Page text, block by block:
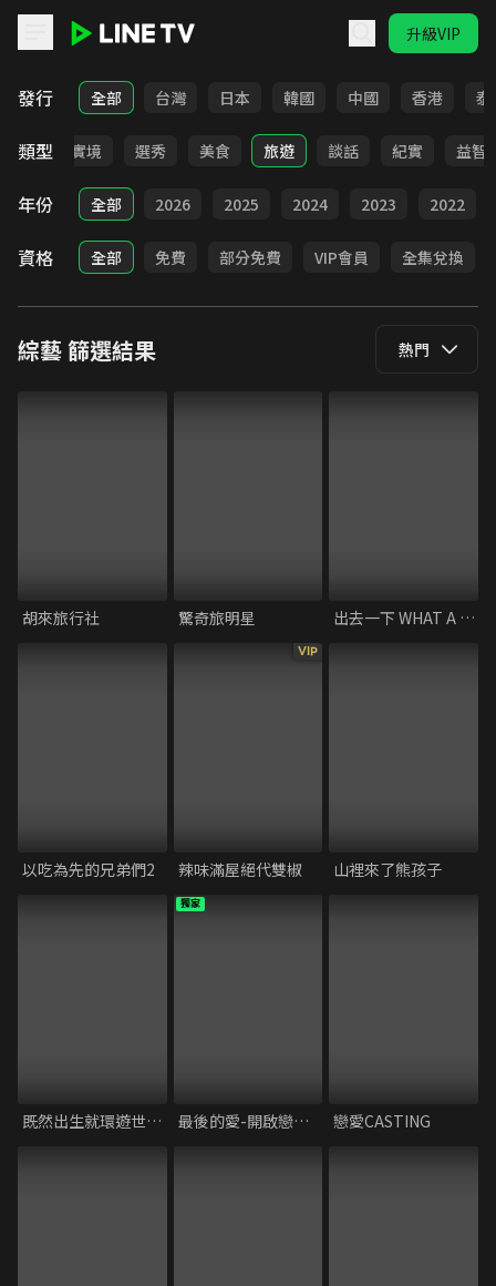
升級VIP
LINE TV - 綜藝
發行 全部 台灣 日本 韓國 中國 香港 泰
類型
全部 實境 選秀 美食 旅遊 談話 紀實 益智
年份 全部 2026 2025 2024 2023 2022
資格 全部 免費 部分免費 VIP會員 全集兌換
綜藝篩選結果 熱門
胡來旅行社 驚奇旅明星 出去一下 WHAT A TRIP
以吃為先的兄弟們2
VIP
辣味滿屋絕代雙椒 山裡來了熊孩子
既然出生就環遊世界 S3
獨家
最後的愛-開啟戀愛下半場 戀愛CASTING